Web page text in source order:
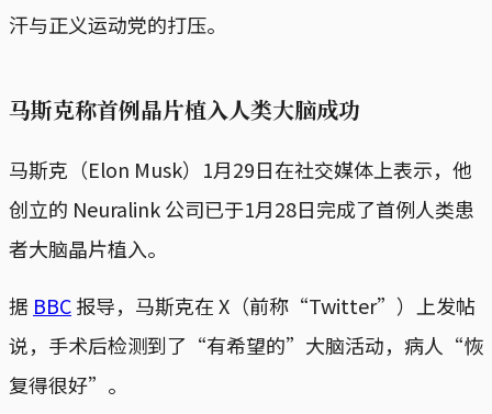
汗与正义运动党的打压。
马斯克称首例晶片植入人类大脑成功
马斯克（Elon Musk）1月29日在社交媒体上表示，他
创立的 Neuralink 公司已于1月28日完成了首例人类患
者大脑晶片植入。
据 BBC报导，马斯克在 X（前称“Twitter”）上发帖
说，手术后检测到了“有希望的”大脑活动，病人“恢
复得很好”。